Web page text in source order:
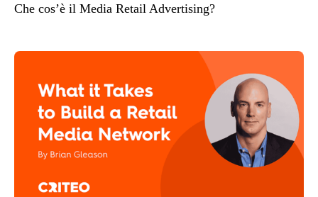
Che cos’è il Media Retail Advertising?